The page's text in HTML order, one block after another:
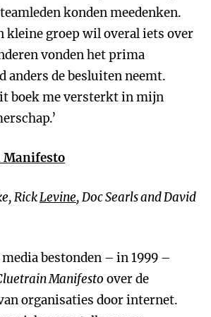
konden meedenken.
kleine groep wil overal iets over
vonden het prima
anders de besluiten neemt.
boek me versterkt in mijn
Manifesto
RickLevine, Doc Searls and David
media bestonden – in 1999 –
Manifesto over de
organisaties door internet.